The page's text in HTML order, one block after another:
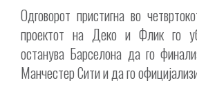
Одговорот пристигна во
проектот на Деко и Флик го
останува Барселона да го
Манчестер Сити и да го